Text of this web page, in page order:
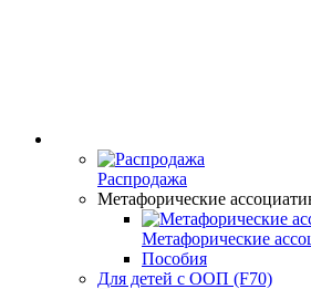
Распродажа
Метафорические
Метафорические
Пособия
Для детей с ООП (F70)